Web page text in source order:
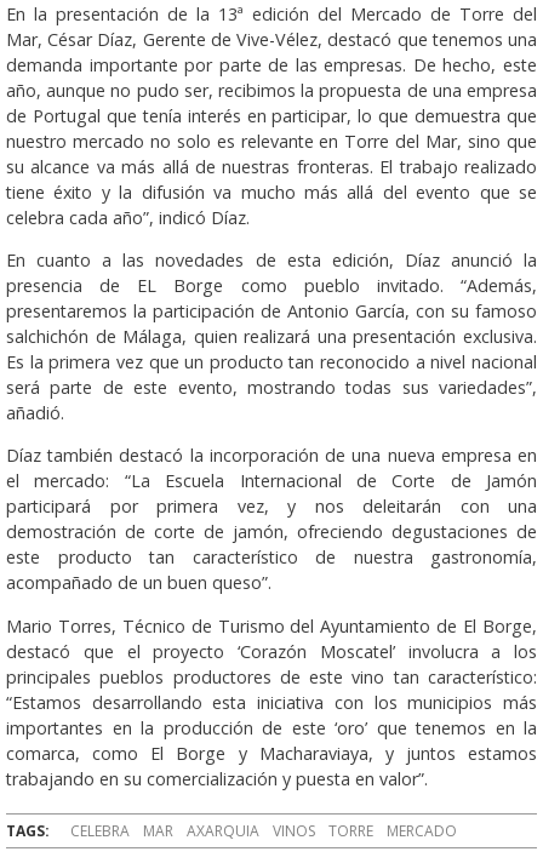
En la presentación de la 13ª edición del Mercado de Torre del
Mar, César Díaz, Gerente de Vive-Vélez, destacó que tenemos una
demanda importante por parte de las empresas. De hecho, este
año, aunque no pudo ser, recibimos la propuesta de una empresa
de Portugal que tenía interés en participar, lo que demuestra que
nuestro mercado no solo es relevante en Torre del Mar, sino que
su alcance va más allá de nuestras fronteras. El trabajo realizado
tiene éxito y la difusión va mucho más allá del evento que se
celebra cada año”, indicó Díaz.
En cuanto a las novedades de esta edición, Díaz anunció la
presencia de EL Borge como pueblo invitado. “Además,
presentaremos la participación de Antonio García, con su famoso
salchichón de Málaga, quien realizará una presentación exclusiva.
Es la primera vez que un producto tan reconocido a nivel nacional
será parte de este evento, mostrando todas sus variedades”,
añadió.
Díaz también destacó la incorporación de una nueva empresa en
el mercado: “La Escuela Internacional de Corte de Jamón
participará por primera vez, y nos deleitarán con una
demostración de corte de jamón, ofreciendo degustaciones de
este producto tan característico de nuestra gastronomía,
acompañado de un buen queso”.
Mario Torres, Técnico de Turismo del Ayuntamiento de El Borge,
destacó que el proyecto ‘Corazón Moscatel’ involucra a los
principales pueblos productores de este vino tan característico:
“Estamos desarrollando esta iniciativa con los municipios más
importantes en la producción de este ‘oro’ que tenemos en la
comarca, como El Borge y Macharaviaya, y juntos estamos
trabajando en su comercialización y puesta en valor”.
TAGS: CELEBRA MAR AXARQUIA VINOS TORRE MERCADO